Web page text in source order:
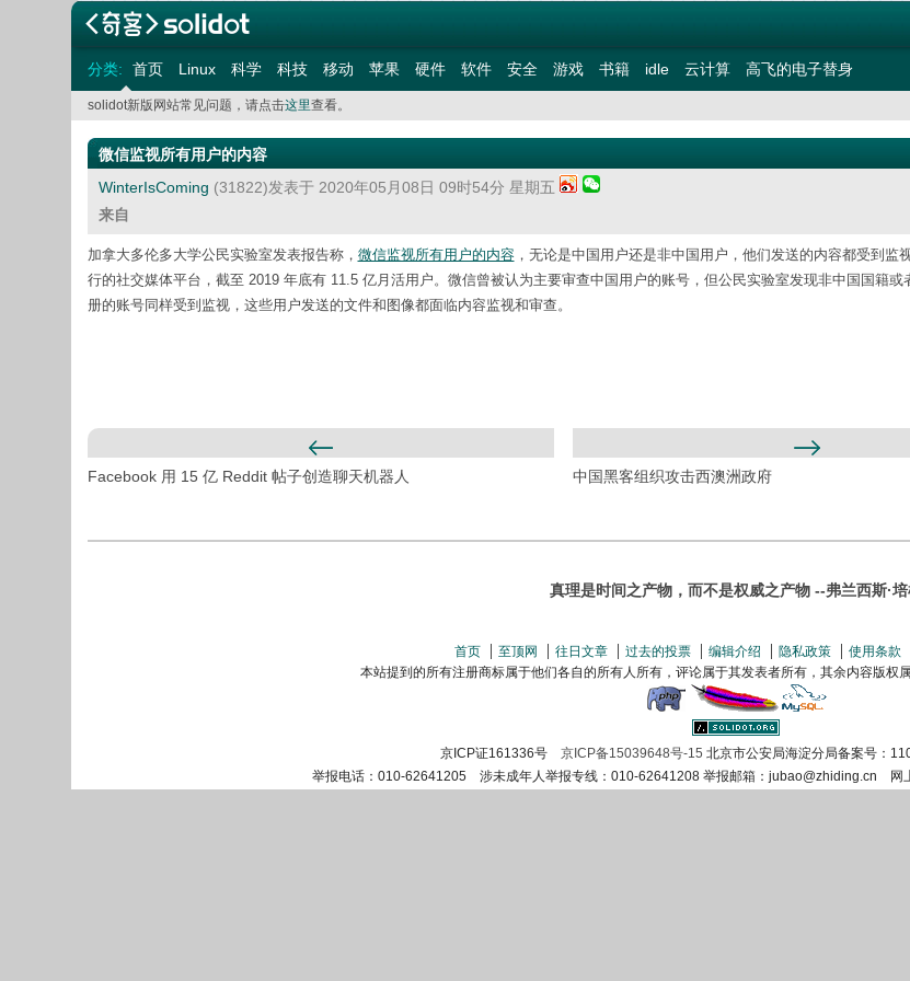
分类: 首页 Linux 科学 科技 移动 苹果 硬件 软件 安全 游戏 书籍 idle 云计算 高飞的电子替身
solidot新版网站常见问题，请点击这里查看。
微信监视所有用户的内容
WinterIsComing (31822)发表于 2020年05月08日 09时54分 星期五
来自
加拿大多伦多大学公民实验室发表报告称， 微信监视所有用户的内容，无论是中国用户还是非中国用户，他们发送的内容都受到监
行的社交媒体平台，截至 2019 年底有 11.5 亿月活用户。微信曾被认为主要审查中国用户的账号，但公民实验室发现非中国国籍或
册的账号同样受到监视，这些用户发送的文件和图像都面临内容监视和审查。
Facebook 用 15 亿 Reddit 帖子创造聊天机器人 中国黑客组织攻击西澳洲政府
真理是时间之产物，而不是权威之产物 --弗兰西斯·
首页 至顶网 往日文章 过去的投票 编辑介绍 隐私政策 使用条款
本站提到的所有注册商标属于他们各自的所有人所有，评论属于其发表者所有，其余内容版权
京ICP证161336号 京ICP备15039648号-15 北京市公安局海淀分局备案号：
举报电话：010-62641205 涉未成年人举报专线：010-62641208 举报邮箱：jubao@zhiding.cn 网